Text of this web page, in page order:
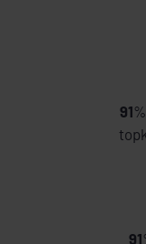
91
91